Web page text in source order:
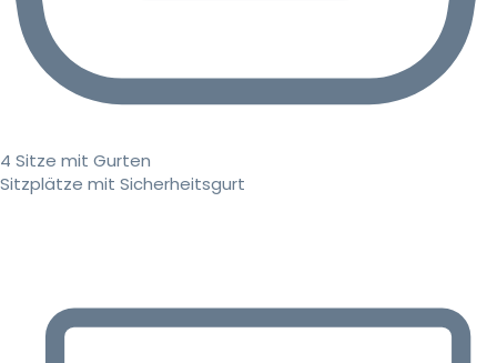
4 Sitze mit Gurten
Sitzplätze mit Sicherheitsgurt